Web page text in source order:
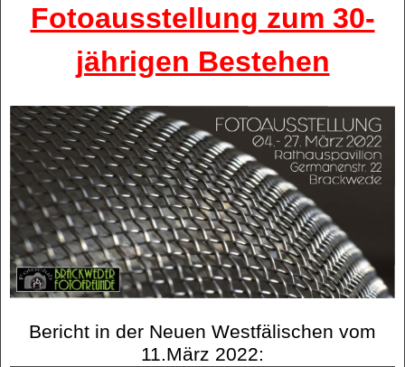
Fotoausstellung zum 30-
jährigen Bestehen
Bericht in der Neuen Westfälischen vom
11.März 2022: